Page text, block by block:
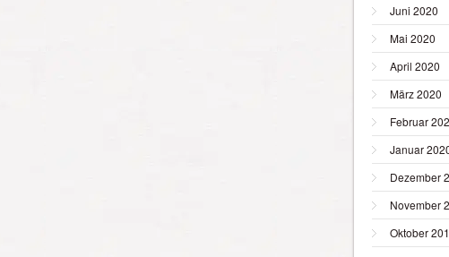
Juni 2020
Mai 2020
April 2020
März 2020
Februar
Januar
Dezember
November
Oktober